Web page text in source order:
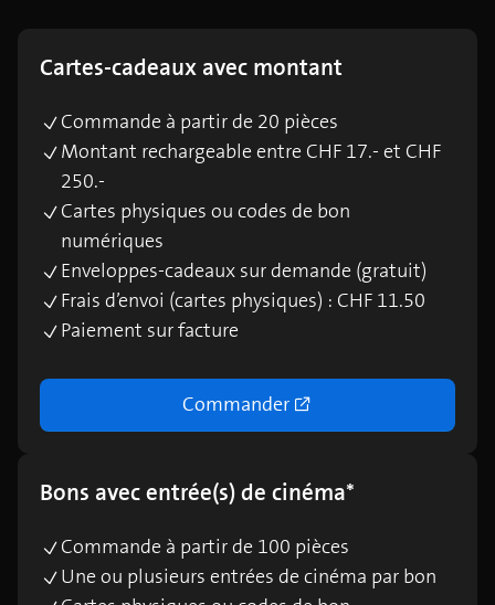
Cartes-cadeaux avec montant
Commande à partir de 20 pièces
Montant rechargeable entre CHF 17.- et CHF
250.-
Cartes physiques ou codes de bon
numériques
Enveloppes-cadeaux sur demande (gratuit)
Frais d’envoi (cartes physiques) : CHF 11.50
Paiement sur facture
Commander
Bons avec entrée(s) de cinéma*
Commande à partir de 100 pièces
Une ou plusieurs entrées de cinéma par bon